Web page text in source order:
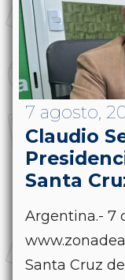
7 agosto,
Claudio
Santa
Argentina.- 7
Santa Cruz